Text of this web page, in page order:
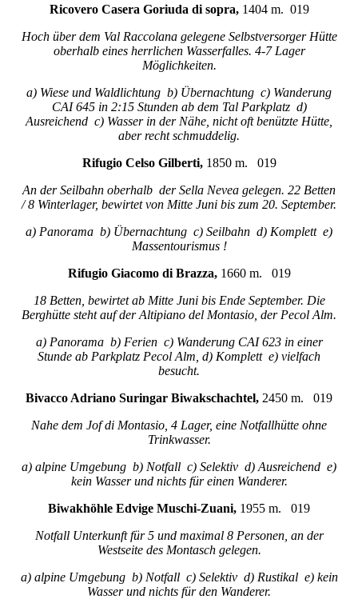
Ricovero Casera Goriuda di sopra, 1404 m. 019
Hoch über dem Val Raccolana gelegene Selbstversorger Hütte
oberhalb eines herrlichen Wasserfalles. 4-7 Lager
Möglichkeiten.
a) Wiese und Waldlichtung b) Übernachtung c) Wanderung
CAI 645 in 2:15 Stunden ab dem Tal Parkplatz d)
Ausreichend c) Wasser in der Nähe, nicht oft benützte Hütte,
aber recht schmuddelig.
Rifugio Celso Gilberti, 1850 m. 019
An der Seilbahn oberhalb der Sella Nevea gelegen. 22 Betten
/ 8 Winterlager, bewirtet von Mitte Juni bis zum 20. September.
a) Panorama b) Übernachtung c) Seilbahn d) Komplett e)
Massentourismus !
Rifugio Giacomo di Brazza, 1660 m. 019
18 Betten, bewirtet ab Mitte Juni bis Ende September. Die
Berghütte steht auf der Altipiano del Montasio, der Pecol Alm.
a) Panorama b) Ferien c) Wanderung CAI 623 in einer
Stunde ab Parkplatz Pecol Alm, d) Komplett e) vielfach
besucht.
Bivacco Adriano Suringar Biwakschachtel, 2450 m. 019
Nahe dem Jof di Montasio, 4 Lager, eine Notfallhütte ohne
Trinkwasser.
a) alpine Umgebung b) Notfall c) Selektiv d) Ausreichend e)
kein Wasser und nichts für einen Wanderer.
Biwakhöhle Edvige Muschi-Zuani, 1955 m. 019
Notfall Unterkunft für 5 und maximal 8 Personen, an der
Westseite des Montasch gelegen.
a) alpine Umgebung b) Notfall c) Selektiv d) Rustikal e) kein
Wasser und nichts für den Wanderer.